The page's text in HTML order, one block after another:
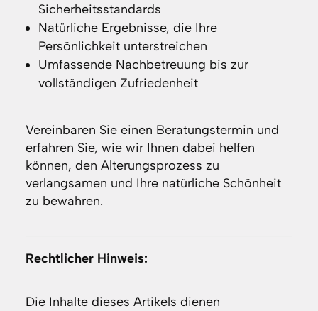
Sicherheitsstandards
Natürliche Ergebnisse, die Ihre
Persönlichkeit unterstreichen
Umfassende Nachbetreuung bis zur
vollständigen Zufriedenheit
Vereinbaren Sie einen Beratungstermin und
erfahren Sie, wie wir Ihnen dabei helfen
können, den Alterungsprozess zu
verlangsamen und Ihre natürliche Schönheit
zu bewahren.
Rechtlicher Hinweis:
Die Inhalte dieses Artikels dienen